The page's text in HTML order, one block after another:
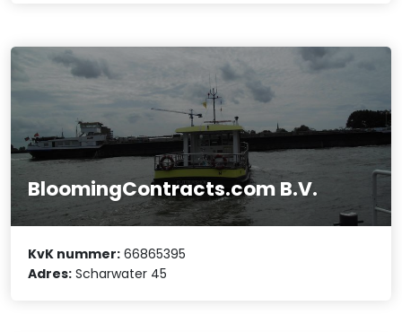
BloomingContracts.com B.V.
KvK nummer: 66865395
Adres: Scharwater 45